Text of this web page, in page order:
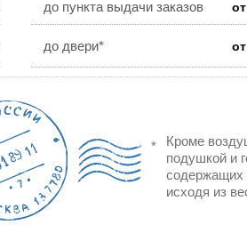
до пункта выдачи заказов
до двери*
Кроме
подушкой и
содержащих
исходя из